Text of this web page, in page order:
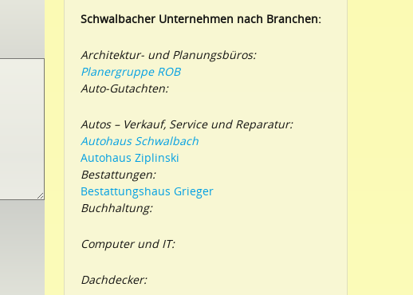
Schwalbacher Unternehmen nach Branchen:
Architektur- und Planungsbüros:
Planergruppe ROB
Auto-Gutachten:
Autos – Verkauf, Service und Reparatur:
Autohaus Schwalbach
Autohaus Ziplinski
Bestattungen:
Bestattungshaus Grieger
Buchhaltung:
Computer und IT:
Dachdecker: